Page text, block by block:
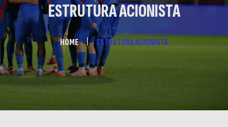
ESTRUTURA ACIONISTA
HOME ESTRUTURA ACIONISTA